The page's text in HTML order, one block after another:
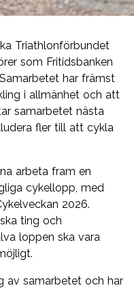
Triathlonförbundet
som Fritidsbanken
har främst
i allmänhet och att
samarbetet nästa
fler till att cykla
arbeta fram en
cykellopp, med
2026.
ting och
loppen ska vara
av samarbetet och har